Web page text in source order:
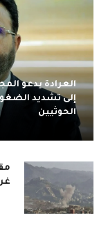
العرادة يدعو
إلى تشديد
الحوثيين